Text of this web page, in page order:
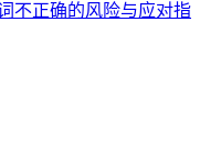
不正确的风险与应对指